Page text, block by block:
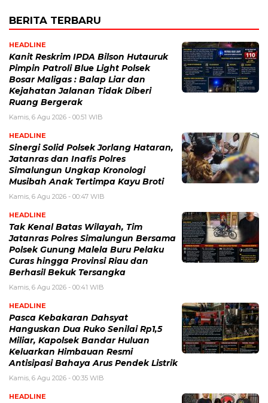
BERITA TERBARU
HEADLINE
Kanit Reskrim IPDA Bilson Hutauruk
Pimpin Patroli Blue Light Polsek
Bosar Maligas : Balap Liar dan
Kejahatan Jalanan Tidak Diberi
Ruang Bergerak
Kamis, 6 Agu 2026 - 00:51 WIB
HEADLINE
Sinergi Solid Polsek Jorlang Hataran,
Jatanras dan Inafis Polres
Simalungun Ungkap Kronologi
Musibah Anak Tertimpa Kayu Broti
Kamis, 6 Agu 2026 - 00:47 WIB
HEADLINE
Tak Kenal Batas Wilayah, Tim
Jatanras Polres Simalungun Bersama
Polsek Gunung Malela Buru Pelaku
Curas hingga Provinsi Riau dan
Berhasil Bekuk Tersangka
Kamis, 6 Agu 2026 - 00:41 WIB
HEADLINE
Pasca Kebakaran Dahsyat
Hanguskan Dua Ruko Senilai Rp1,5
Miliar, Kapolsek Bandar Huluan
Keluarkan Himbauan Resmi
Antisipasi Bahaya Arus Pendek Listrik
Kamis, 6 Agu 2026 - 00:35 WIB
HEADLINE